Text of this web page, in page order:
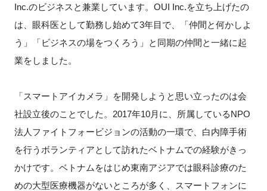
Inc.のビジネスと兼業しています。OUI Inc.を立ち上げたの
は、眼科医として勤務し始めて3年目で、「仲間と何かしよ
う」「ビジネスの場をつくろう」と同期の仲間と一緒に起
業をしました。
「スマートアイカメラ」を開発しようと思い立ったのは会
社設立後のことでした。2017年10月に、所属しているNPO
法人ファイトフォービジョンの活動の一環で、白内障手術
を行うボランティアとして訪れたベトナムでの経験がきっ
かけです。ベトナムをはじめ東南アジアでは眼科診療のた
めの大型医療機器がないところが多く、スマートフォンに